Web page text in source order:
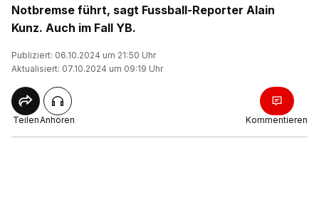
Notbremse führt, sagt Fussball-Reporter Alain
Kunz. Auch im Fall YB.
Publiziert: 06.10.2024 um 21:50 Uhr
Aktualisiert: 07.10.2024 um 09:19 Uhr
TeilenAnhören Kommentieren